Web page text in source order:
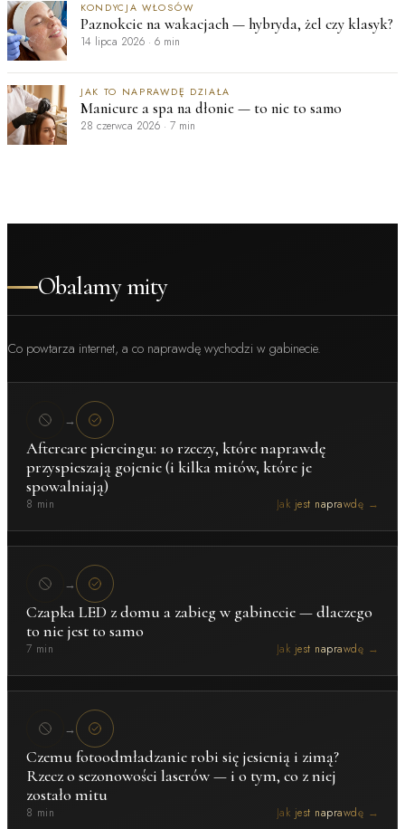
KONDYCJA WŁOSÓW
Paznokcie na wakacjach — hybryda, żel czy klasyk?
14 lipca 2026 · 6 min
JAK TO NAPRAWDĘ DZIAŁA
Manicure a spa na dłonie — to nie to samo
28 czerwca 2026 · 7 min
Obalamy mity
Co powtarza internet, a co naprawdę wychodzi w gabinecie.
→
Aftercare piercingu: 10 rzeczy, które naprawdę
przyspieszają gojenie (i kilka mitów, które je
spowalniają)
8 min Jak jest naprawdę →
→
Czapka LED z domu a zabieg w gabinecie — dlaczego
to nie jest to samo
7 min Jak jest naprawdę →
→
Czemu fotoodmładzanie robi się jesienią i zimą?
Rzecz o sezonowości laserów — i o tym, co z niej
zostało mitu
8 min Jak jest naprawdę →